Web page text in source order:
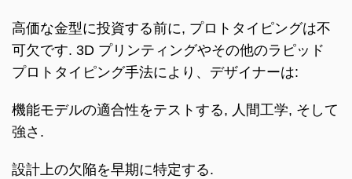
高価な金型に投資する前に, プロトタイピングは不
可欠です. 3D プリンティングやその他のラピッド
プロトタイピング手法により、デザイナーは:
機能モデルの適合性をテストする, 人間工学, そして
強さ.
設計上の欠陥を早期に特定する.